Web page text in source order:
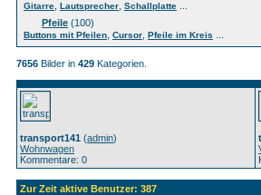
Gitarre Lautsprecher Schallplatte
Pfeile (100)
Buttons mit Pfeilen Cursor Pfeile im Kreis
7656 Bilder in 429 Kategorien.
transport141 (admin)
Wohnwagen
Kommentare: 0
Zur Zeit aktive Benutzer: 387